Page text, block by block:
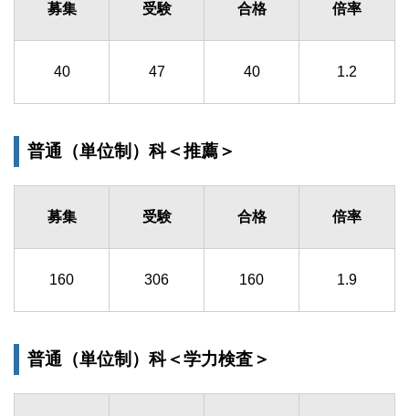
募集 受験 合格 倍率
40 47 40 1.2
普通（単位制）科＜推薦＞
募集 受験 合格 倍率
160 306 160 1.9
普通（単位制）科＜学力検査＞